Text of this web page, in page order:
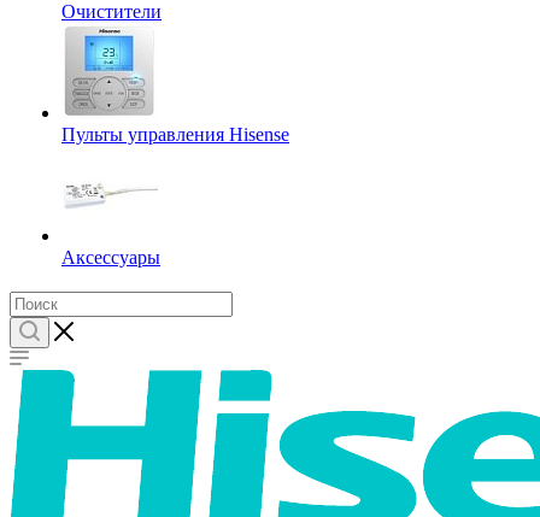
Очистители
Пульты управления Hisense
Аксессуары